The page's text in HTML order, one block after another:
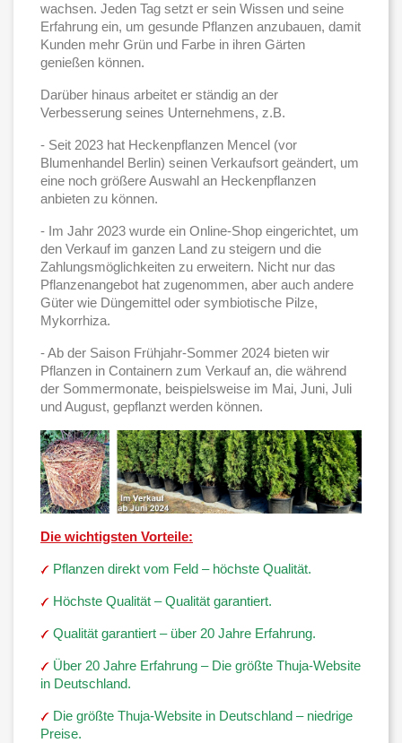
wachsen. Jeden Tag setzt er sein Wissen und seine
Erfahrung ein, um gesunde Pflanzen anzubauen, damit
Kunden mehr Grün und Farbe in ihren Gärten
genießen können.
Darüber hinaus arbeitet er ständig an der
Verbesserung seines Unternehmens, z.B.
- Seit 2023 hat Heckenpflanzen Mencel (vor
Blumenhandel Berlin) seinen Verkaufsort geändert, um
eine noch größere Auswahl an Heckenpflanzen
anbieten zu können.
- Im Jahr 2023 wurde ein Online-Shop eingerichtet, um
den Verkauf im ganzen Land zu steigern und die
Zahlungsmöglichkeiten zu erweitern. Nicht nur das
Pflanzenangebot hat zugenommen, aber auch andere
Güter wie Düngemittel oder symbiotische Pilze,
Mykorrhiza.
- Ab der Saison Frühjahr-Sommer 2024 bieten wir
Pflanzen in Containern zum Verkauf an, die während
der Sommermonate, beispielsweise im Mai, Juni, Juli
und August, gepflanzt werden können.
Die wichtigsten Vorteile:
Pflanzen direkt vom Feld – höchste Qualität.
Höchste Qualität – Qualität garantiert.
Qualität garantiert – über 20 Jahre Erfahrung.
Über 20 Jahre Erfahrung – Die größte Thuja-Website
in Deutschland.
Die größte Thuja-Website in Deutschland – niedrige
Preise.